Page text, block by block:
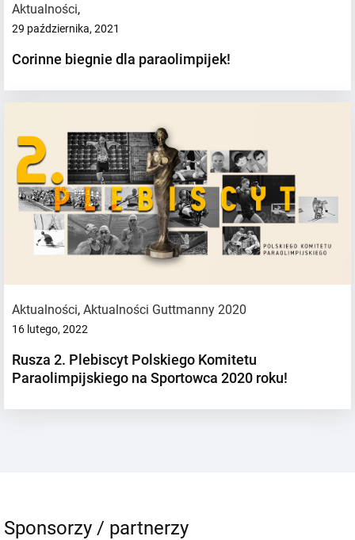
Aktualności,
29 października, 2021
Corinne biegnie dla paraolimpijek!
Aktualności, Aktualności Guttmanny 2020
16 lutego, 2022
Rusza 2. Plebiscyt Polskiego Komitetu
Paraolimpijskiego na Sportowca 2020 roku!
Sponsorzy / partnerzy